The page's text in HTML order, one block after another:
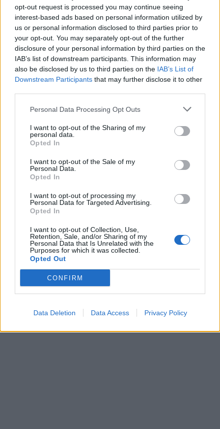
opt-out request is processed you may continue seeing
interest-based ads based on personal information utilized by
us or personal information disclosed to third parties prior to
your opt-out. You may separately opt-out of the further
disclosure of your personal information by third parties on the
IAB’s list of downstream participants. This information may
also be disclosed by us to third parties on the IAB’s List of
Downstream Participants that may further disclose it to other
Personal Data Processing Opt Outs
I want to opt-out of the Sharing of my
personal data.
Opted In
I want to opt-out of the Sale of my
Personal Data.
Opted In
I want to opt-out of processing my
Personal Data for Targeted Advertising.
Opted In
I want to opt-out of Collection, Use,
Retention, Sale, and/or Sharing of my
Personal Data that Is Unrelated with the
Purposes for which it was collected.
Opted Out
CONFIRM
Data Deletion Data Access Privacy Policy